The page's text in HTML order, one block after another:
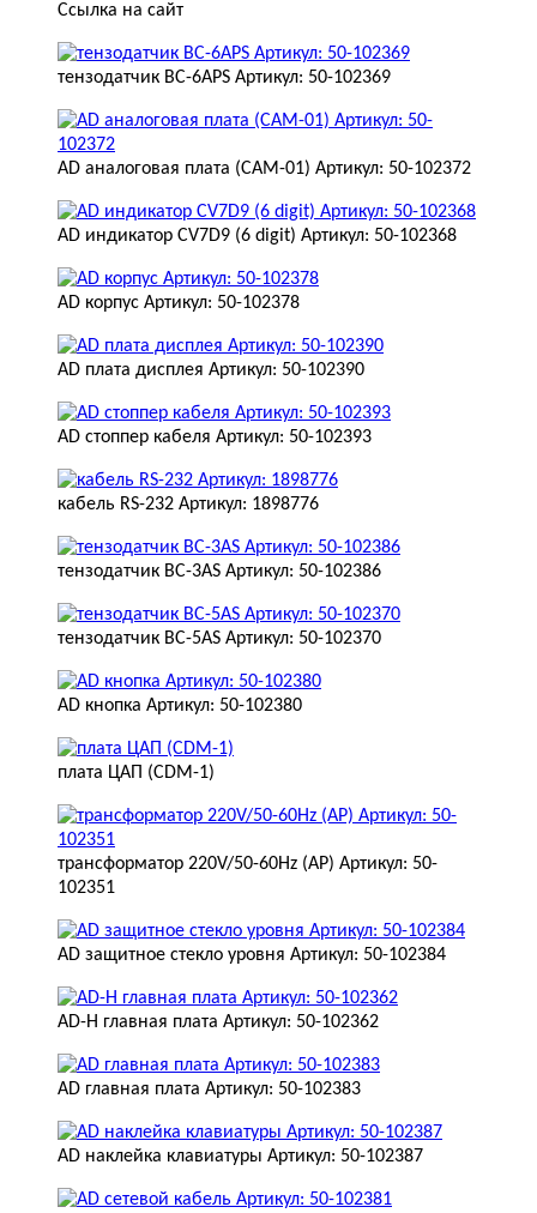
Ссылка на сайт
тензодатчик BC-6APS Артикул: 50-102369
AD аналоговая плата (CAM-01) Артикул: 50-102372
AD индикатор CV7D9 (6 digit) Артикул: 50-102368
AD корпус Артикул: 50-102378
AD плата дисплея Артикул: 50-102390
AD стоппер кабеля Артикул: 50-102393
кабель RS-232 Артикул: 1898776
тензодатчик BC-3AS Артикул: 50-102386
тензодатчик BC-5AS Артикул: 50-102370
AD кнопка Артикул: 50-102380
плата ЦАП (CDM-1)
трансформатор 220V/50-60Hz (AP) Артикул: 50-
102351
AD защитное стекло уровня Артикул: 50-102384
AD-H главная плата Артикул: 50-102362
AD главная плата Артикул: 50-102383
AD наклейка клавиатуры Артикул: 50-102387